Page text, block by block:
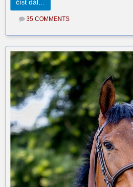
číst dál…
35 COMMENTS